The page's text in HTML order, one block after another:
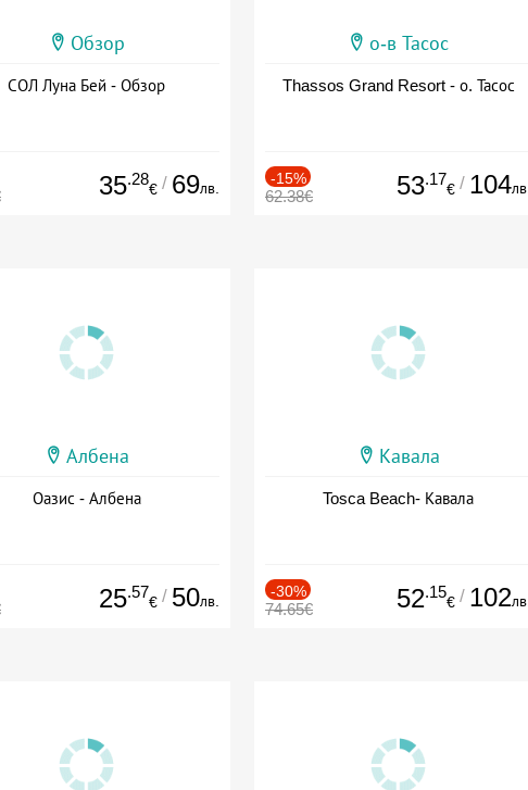
Обзор
СОЛ Луна Бей - Обзор
35.28
€ / 69лв.
о-в Тасос
Thassos Grand Resort - о. Тасос
-15%
62.38€ 53.17
€ / 104лв.
Албена
Оазис - Албена
25.57
€ / 50лв.
Кавала
Tosca Beach- Кавала
-30%
74.65€ 52.15
€ / 102лв.